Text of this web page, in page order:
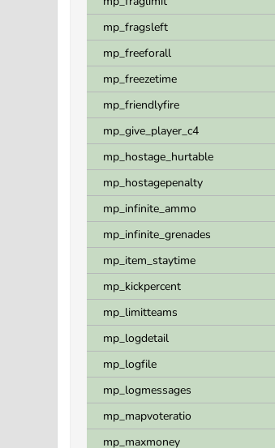
mp_fragsleft
mp_freeforall
mp_freezetime
mp_friendlyfire
mp_give_player_c4
mp_hostage_hurtable
mp_hostagepenalty
mp_infinite_ammo
mp_infinite_grenades
mp_item_staytime
mp_kickpercent
mp_limitteams
mp_logdetail
mp_logfile
mp_logmessages
mp_mapvoteratio
mp_maxmoney